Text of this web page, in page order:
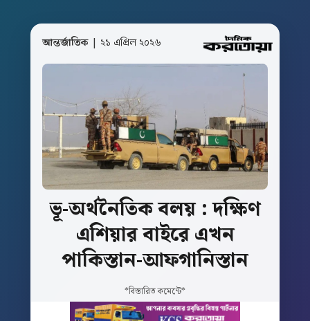
আন্তর্জাতিক | ২১ এপ্রিল ২০২৬
ভূ-অর্থনৈতিকবলয় :দক্ষিণ
এশিয়ারবাইরেএখন
পাকিস্তান-আফগানিস্তান
*বিস্তারিত কমেন্টে*